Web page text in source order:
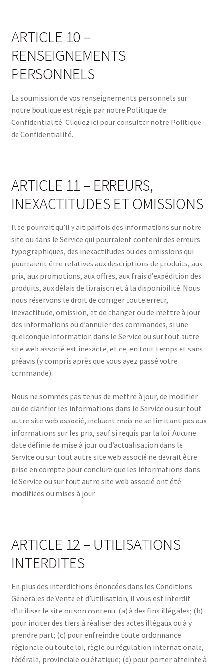
ARTICLE 10 –
RENSEIGNEMENTS
PERSONNELS
La soumission de vos renseignements personnels sur
notre boutique est régie par notre Politique de
Confidentialité. Cliquez ici pour consulter notre Politique
de Confidentialité.
ARTICLE 11 – ERREURS,
INEXACTITUDES ET OMISSIONS
Il se pourrait qu’il y ait parfois des informations sur notre
site ou dans le Service qui pourraient contenir des erreurs
typographiques, des inexactitudes ou des omissions qui
pourraient être relatives aux descriptions de produits, aux
prix, aux promotions, aux offres, aux frais d’expédition des
produits, aux délais de livraison et à la disponibilité. Nous
nous réservons le droit de corriger toute erreur,
inexactitude, omission, et de changer ou de mettre à jour
des informations ou d’annuler des commandes, si une
quelconque information dans le Service ou sur tout autre
site web associé est inexacte, et ce, en tout temps et sans
préavis (y compris après que vous ayez passé votre
commande).
Nous ne sommes pas tenus de mettre à jour, de modifier
ou de clarifier les informations dans le Service ou sur tout
autre site web associé, incluant mais ne se limitant pas aux
informations sur les prix, sauf si requis par la loi. Aucune
date définie de mise à jour ou d’actualisation dans le
Service ou sur tout autre site web associé ne devrait être
prise en compte pour conclure que les informations dans
le Service ou sur tout autre site web associé ont été
modifiées ou mises à jour.
ARTICLE 12 – UTILISATIONS
INTERDITES
En plus des interdictions énoncées dans les Conditions
Générales de Vente et d’Utilisation, il vous est interdit
d’utiliser le site ou son contenu: (a) à des fins illégales; (b)
pour inciter des tiers à réaliser des actes illégaux ou à y
prendre part; (c) pour enfreindre toute ordonnance
régionale ou toute loi, règle ou régulation internationale,
fédérale, provinciale ou étatique; (d) pour porter atteinte à